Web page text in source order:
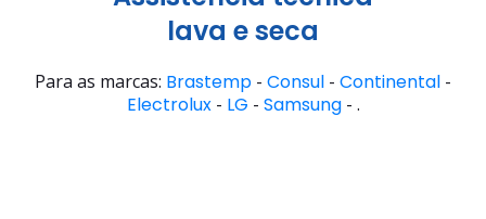
lava e seca
Para as marcas: Brastemp - Consul - Continental -
Electrolux- LG - Samsung- .